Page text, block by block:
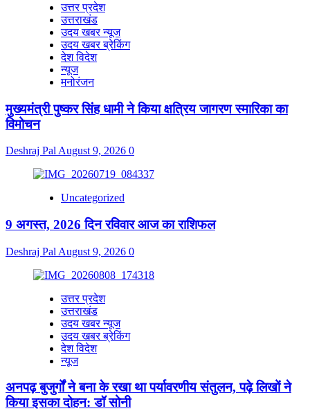
उत्तर प्रदेश
उत्तराखंड
उदय खबर न्यूज
उदय खबर ब्रेकिंग
देश विदेश
न्यूज
मनोरंजन
मुख्यमंत्री पुष्कर सिंह धामी ने किया क्षत्रिय जागरण स्मारिका का
विमोचन
Deshraj Pal August 9, 2026 0
Uncategorized
9 अगस्त, 2026 दिन रविवार आज का राशिफल
Deshraj Pal August 9, 2026 0
उत्तर प्रदेश
उत्तराखंड
उदय खबर न्यूज
उदय खबर ब्रेकिंग
देश विदेश
न्यूज
अनपढ़ बुजुर्गों ने बना के रखा था पर्यावरणीय संतुलन, पढ़े लिखों ने
किया इसका दोहन: डॉ सोनी